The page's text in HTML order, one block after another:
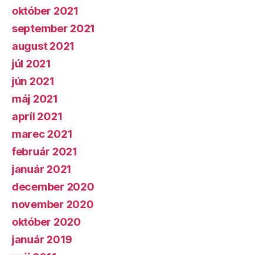
október 2021
september 2021
august 2021
júl 2021
jún 2021
máj 2021
apríl 2021
marec 2021
február 2021
január 2021
december 2020
november 2020
október 2020
január 2019